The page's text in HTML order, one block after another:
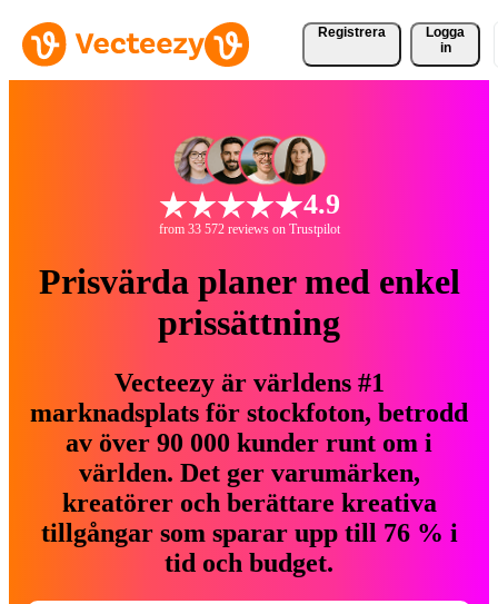
Registrera
Logga
in
4.9
from 33 572 reviews on Trustpilot
Prisvärda planer med enkel
prissättning
Vecteezy är världens #1
marknadsplats för stockfoton, betrodd
av över 90 000 kunder runt om i
världen. Det ger varumärken,
kreatörer och berättare kreativa
tillgångar som sparar upp till 76 % i
tid och budget.